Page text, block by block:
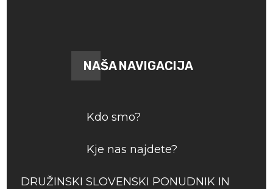
NAŠA NAVIGACIJA
Kdo smo?
Kje nas najdete?
DRUŽINSKI SLOVENSKI PONUDNIK IN